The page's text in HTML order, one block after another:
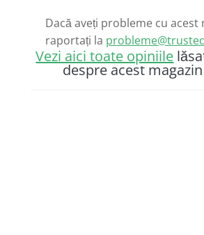
Dacă aveți probleme cu acest
raportați la
Vezi aici toate opiniile
despre acest